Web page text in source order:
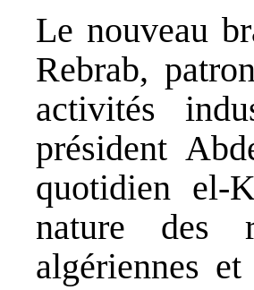
Le nouveau
Rebrab,
activités
président
quotidien el-
nature des
algériennes